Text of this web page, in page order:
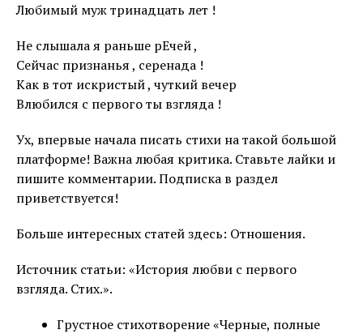
Любимый муж тринадцать лет !
Не слышала я раньше рЕчей ,
Сейчас признанья , серенада !
Как в тот искристый , чуткий вечер
Влюбился с первого ты взгляда !
Ух, впервые начала писать стихи на такой большой
платформе! Важна любая критика. Ставьте лайки и
пишите комментарии. Подписка в раздел
приветствуется!
Больше интересных статей здесь: Отношения.
Источник статьи: «История любви с первого
взгляда. Стих.».
Грустное стихотворение «Черные, полные